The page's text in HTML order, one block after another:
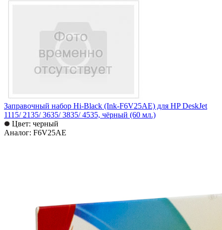
Заправочный набор Hi-Black (Ink-F6V25AE) для HP DeskJet
1115/ 2135/ 3635/ 3835/ 4535, чёрный (60 мл.)
Цвет: черный
Аналог: F6V25AE